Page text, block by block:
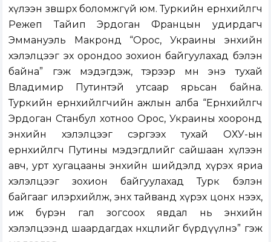
хүлээн зөвшөөрөх боломжгүй юм. Туркийн ерөнхийлөгч
Режеп Тайип Эрдоган Францын удирдагч
Эммануэль Макронд “Орос, Украины энхийн
хэлэлцээг эх орондоо зохион байгуулахад бэлэн
байна” гэж мэдэгдэж, тэрээр мөн энэ тухай
Владимир Путинтэй утсаар ярьсан байна.
Туркийн ерөнхийлөгчийн ажлын алба “Ерөнхийлөгч
Эрдоган Станбул хотноо Орос, Украины хооронд
энхийн хэлэлцээг сэргээх тухай ОХУ-ын
ерөнхийлөгч Путины мэдэгдлийг сайшаан хүлээн
авч, урт хугацааны энхийн шийдэлд хүрэх яриа
хэлэлцээг зохион байгуулахад Турк бэлэн
байгааг илэрхийлж, энх тайванд хүрэх цонх нээх,
иж бүрэн гал зогсоох явдал нь энхийн
хэлэлцээнд шаардагдах нөхцөлийг бүрдүүлнэ” гэж